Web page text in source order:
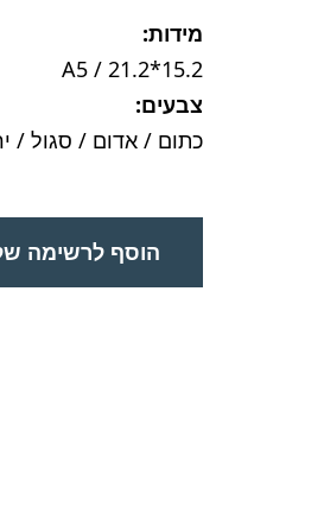
מידות:
15.2*21.2 / A5
צבעים:
כתום / אדום / סגול /
הוסף לרשימה